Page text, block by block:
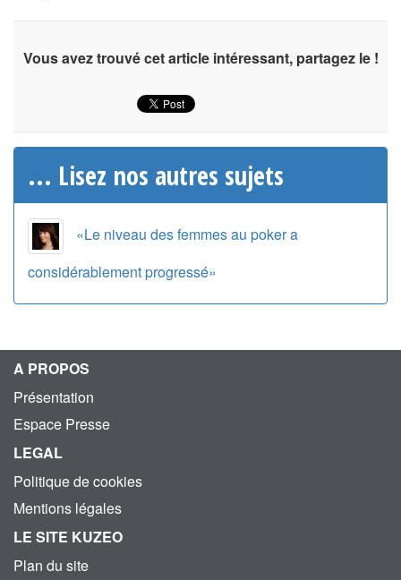
Vous avez trouvé cet article intéressant, partagez le !
... Lisez nos autres sujets
«Le niveau des femmes au poker a
considérablement progressé»
A PROPOS
Présentation
Espace Presse
LEGAL
Politique de cookies
Mentions légales
LE SITE KUZEO
Plan du site